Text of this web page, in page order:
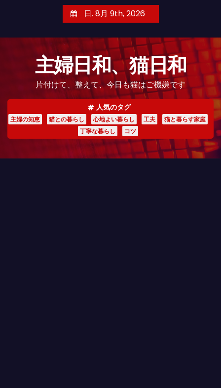
日. 8月 9th, 2026
主婦日和、猫日和
片付けて、整えて、今日も猫はご機嫌です
人気のタグ
主婦の知恵 猫との暮らし 心地よい暮らし 工夫
猫と暮らす家庭
丁寧な暮らし
コツ